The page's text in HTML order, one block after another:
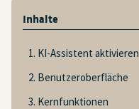
Inhalte
1. KI-Assistent aktivieren
2. Benutzeroberfläche
3. Kernfunktionen